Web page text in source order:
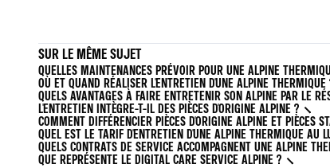
SUR LE MÊME SUJET
QUELLES MAINTENANCES PRÉVOIR POUR UNE ALPINE
OÙ ET QUAND RÉALISER L'ENTRETIEN D'UNE ALPINE THERMIQUE
QUELS AVANTAGES À FAIRE ENTRETENIR SON ALPINE PAR LE
L'ENTRETIEN INTÈGRE-T-IL DES PIÈCES D'ORIGINE ALPINE ?
COMMENT DIFFÉRENCIER PIÈCES D'ORIGINE ALPINE ET PIÈCES
QUEL EST LE TARIF D'ENTRETIEN D'UNE ALPINE THERMIQUE AU
QUELS CONTRATS DE SERVICE ACCOMPAGNENT UNE ALPINE
QUE REPRÉSENTE LE DIGITAL CARE SERVICE ALPINE ?